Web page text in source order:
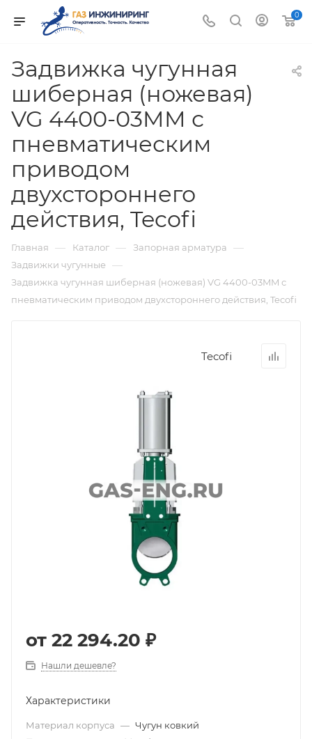
0
Задвижка чугунная
шиберная (ножевая)
VG 4400-03MM с
пневматическим
приводом
двухстороннего
действия, Tecofi
Главная — Каталог — Запорная арматура —
Задвижки чугунные —
Задвижка чугунная шиберная (ножевая) VG 4400-03MM с
пневматическим приводом двухстороннего действия, Tecofi
Tecofi
от 22 294.20 ₽
Нашли дешевле?
Характеристики
Материал корпуса — Чугун ковкий